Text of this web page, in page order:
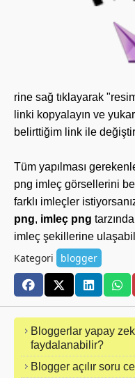
rine sağ tıklayarak
linki kopyalayın ve
belirttiğim link ile
Tüm yapılması
png imleç görsellerini
farklı imleçler
png, imleç png
imleç şekillerine
Kategori blogger
Bloggerlar yapay
faydalanabilir?
Blogger açılır soru